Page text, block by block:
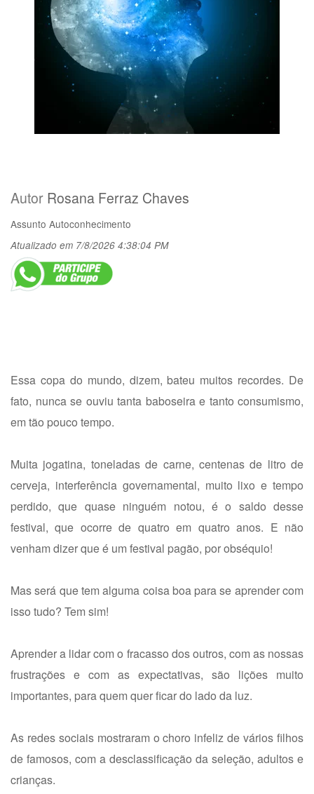
Autor Rosana Ferraz Chaves
Assunto Autoconhecimento
Atualizado em 7/8/2026 4:38:04 PM
Essa copa do mundo, dizem, bateu muitos recordes. De
fato, nunca se ouviu tanta baboseira e tanto consumismo,
em tão pouco tempo.
Muita jogatina, toneladas de carne, centenas de litro de
cerveja, interferência governamental, muito lixo e tempo
perdido, que quase ninguém notou, é o saldo desse
festival, que ocorre de quatro em quatro anos. E não
venham dizer que é um festival pagão, por obséquio!
Mas será que tem alguma coisa boa para se aprender com
isso tudo? Tem sim!
Aprender a lidar com o fracasso dos outros, com as nossas
frustrações e com as expectativas, são lições muito
importantes, para quem quer ficar do lado da luz.
As redes sociais mostraram o choro infeliz de vários filhos
de famosos, com a desclassificação da seleção, adultos e
crianças.